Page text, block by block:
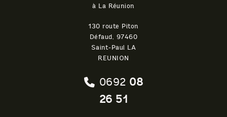
à La Réunion
130 route Piton
Défaud, 97460
Saint-Paul LA
REUNION
0692 08
26 51